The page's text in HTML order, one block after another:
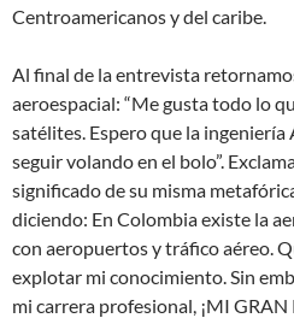
Centroamericanos y del caribe.
Al final de la entrevista
aeroespacial: “Me gusta todo lo
satélites. Espero que la ingeniería
seguir volando en el bolo”.
significado de su misma
diciendo: En Colombia existe la
con aeropuertos y tráfico aéreo.
explotar mi conocimiento. Sin
mi carrera profesional, ¡MI GRAN